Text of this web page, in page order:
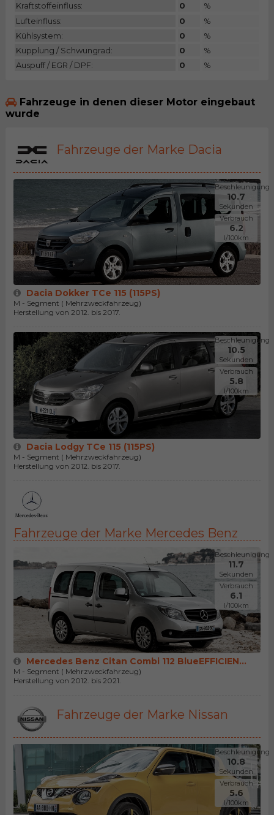
Kraftstoffeinfluss:
0
%
Lufteinfluss:
0
%
Kühlsystem:
0
%
Kupplung / Schwungrad:
0
%
Auspuff / EGR / DPF:
0 %
Fahrzeuge in denen dieser Motor eingebaut
wurde
Fahrzeuge der Marke Dacia
Beschleunigung
10.7
Sekunden
Verbrauch
6.2
l/100km
Dacia Dokker TCe 115 (115PS)
M - Segment ( Mehrzweckfahrzeug)
Herstellung von 2012. bis 2017.
Beschleunigung
10.5
Sekunden
Verbrauch
5.8
l/100km
Dacia Lodgy TCe 115 (115PS)
M - Segment ( Mehrzweckfahrzeug)
Herstellung von 2012. bis 2017.
Fahrzeuge der Marke Mercedes Benz
Beschleunigung
11.7
Sekunden
Verbrauch
6.1
l/100km
Mercedes Benz Citan Combi 112 BlueEFFICIEN...
M - Segment ( Mehrzweckfahrzeug)
Herstellung von 2012. bis 2021.
Fahrzeuge der Marke Nissan
Beschleunigung
10.8
Sekunden
Verbrauch
5.6
l/100km